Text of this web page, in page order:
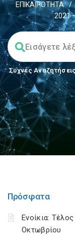
ΕΠΙΚΑΙΡΟΤΗΤΑ
/
2021
Συχνές
Πρόσφατα
Ενοίκια:
Οκτωβρίου